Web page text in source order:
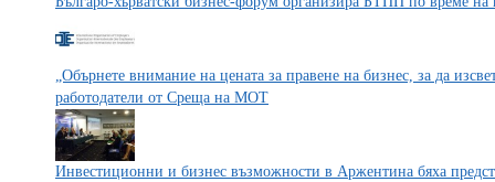
„Обърнете внимание на цената за правене на бизнес, за да
работодатели от Среща на МОТ
Инвестиционни и бизнес възможности в Аржентина бяха